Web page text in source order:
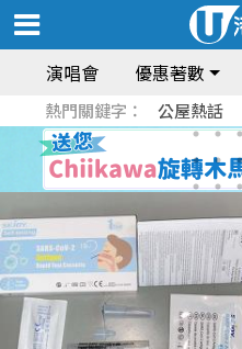
演唱會 優惠著數
熱門關鍵字： 公屋熱話